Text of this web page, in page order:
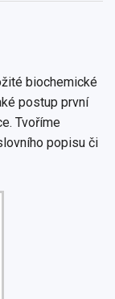
biochemické
postup první
Tvoříme
popisu či